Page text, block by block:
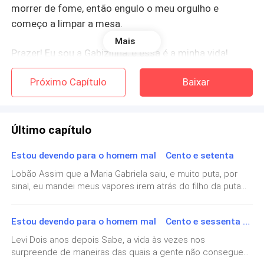
morrer de fome, então engulo o meu orgulho e
começo a limpar a mesa.
Prazer! Eu sou a Gabizinha, e essa é a minha vida!
gorjeta que faz com que eu fique com alguma grana
consegui uns trocos e em breve tô brotando em casa,
hoje vai dar certo pra ir na escola.
desço do busão, a Maju diz que eu tenho as pernas
morro todo dia pra ir trabalhar no asfalto, eu sempre
Mais
Próximo Capítulo Baixar
Último capítulo
Estou devendo para o homem mal Cento e setenta
Lobão Assim que a Maria Gabriela saiu, e muito puta, por
sinal, eu mandei meus vapores irem atrás do filho da puta
malandro, pois minha fiel é fiel mesmo, otário. Quis dar uma
de esperto pra cima de mim, agora vai pagar caro,
malandro. Não demorou muito e o Fantasma chegou no
galpão trazendo o infeliz. Ele já levou umas porradas, pra
Estou devendo para o homem mal Cento e sessenta e nove
Levi Dois anos depois Sabe, a vida às vezes nos
surpreende de maneiras das quais a gente não consegue